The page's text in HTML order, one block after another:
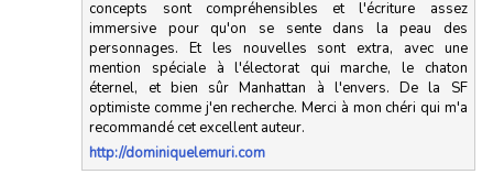
concepts sont compréhensibles et l'écriture assez
immersive pour qu'on se sente dans la peau des
personnages. Et les nouvelles sont extra, avec une
mention spéciale à l'électorat qui marche, le chaton
éternel, et bien sûr Manhattan à l'envers. De la SF
optimiste comme j'en recherche. Merci à mon chéri qui m'a
recommandé cet excellent auteur.
http://dominiquelemuri.com